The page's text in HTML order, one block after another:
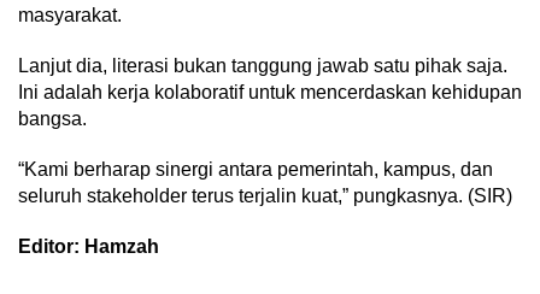
masyarakat.
Lanjut dia, literasi bukan tanggung jawab satu pihak saja.
Ini adalah kerja kolaboratif untuk mencerdaskan kehidupan
bangsa.
“Kami berharap sinergi antara pemerintah, kampus, dan
seluruh stakeholder terus terjalin kuat,” pungkasnya. (SIR)
Editor: Hamzah